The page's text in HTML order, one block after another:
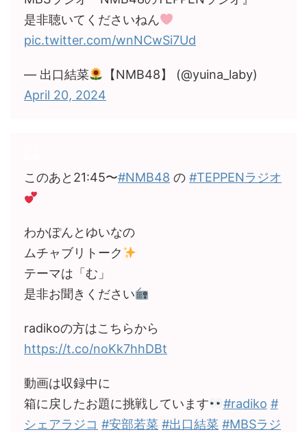
是非聴いてくださいねん
pic.twitter.com/wnNCwSi7Ud
— 出口結菜
【NMB48】 (@yuina_laby)
April 20, 2024
このあと21:45〜#NMB48 の #TEPPENラジオ
わかぽんとゆいなの
ムチャブリトーク
テーマは「む」
是非お聞きください
radikoの方はこちらから
https://t.co/noKk7hhDBt
動画は収録中に
箱に戻したお題に挑戦しています
#radiko #
シェアラジコ #安部若菜 #出口結菜 #MBSラジ